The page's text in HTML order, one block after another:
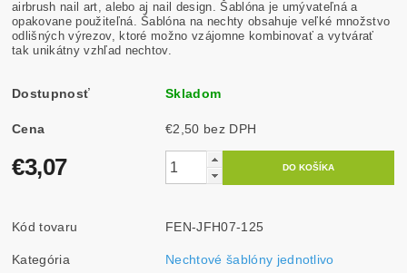
airbrush nail art, alebo aj nail design. Šablóna je umývateľná a
opakovane použiteľná. Šablóna na nechty obsahuje veľké množstvo
odlišných výrezov, ktoré možno vzájomne kombinovať a vytvárať
tak unikátny vzhľad nechtov.
Dostupnosť Skladom
Cena €2,50 bez DPH
€3,07
Kód tovaru FEN-JFH07-125
Kategória Nechtové šablóny jednotlivo